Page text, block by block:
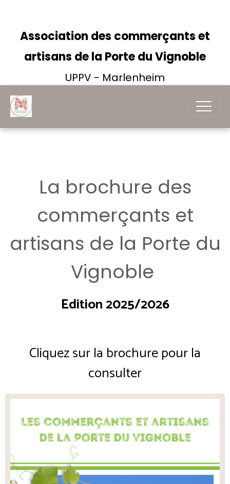
Association des commerçants et
artisans de la Porte du Vignoble
UPPV - Marlenheim
La brochure des
commerçants et
artisans de la Porte du
Vignoble
Edition 2025/2026
Cliquez sur la brochure pour la
consulter